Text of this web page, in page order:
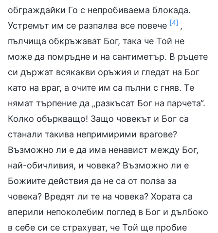
обграждайки Го с непробиваема блокада.
Устремът им се разпалва все повече [4] ,
пълчища обкръжават Бог, така че Той не
може да помръдне и на сантиметър. В ръцете
си държат всякакви оръжия и гледат на Бог
като на враг, а очите им са пълни с гняв. Те
нямат търпение да „разкъсат Бог на парчета“.
Колко объркващо! Защо човекът и Бог са
станали такива непримирими врагове?
Възможно ли е да има ненавист между Бог,
най-обичливия, и човека? Възможно ли е
Божиите действия да не са от полза за
човека? Вредят ли те на човека? Хората са
вперили непоколебим поглед в Бог и дълбоко
в себе си се страхуват, че Той ще пробие